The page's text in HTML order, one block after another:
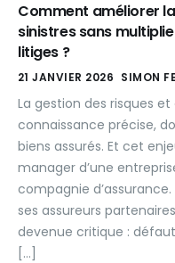
Comment améliorer
sinistres sans
litiges ?
21 JANVIER 2026 SIMON
La gestion des risques
connaissance précise,
biens assurés. Et cet
manager d’une
compagnie
ses assureurs
devenue critique :
[…]